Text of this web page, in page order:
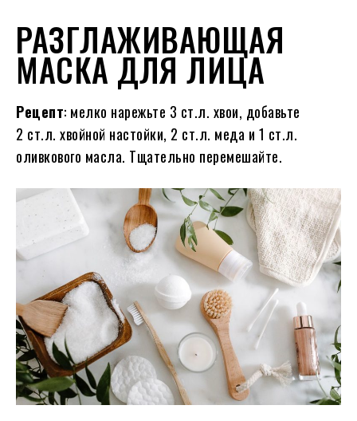
РАЗГЛАЖИВАЮЩАЯ
МАСКА ДЛЯ ЛИЦА
Рецепт: мелко нарежьте 3 ст.л. хвои, добавьте
2 ст.л. хвойной настойки, 2 ст.л. меда и 1 ст.л.
оливкового масла. Тщательно перемешайте.